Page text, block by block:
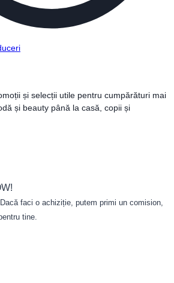
și selecții utile pentru cumpărături mai
și beauty până la casă, copii și
faci o achiziție, putem primi un comision,
tine.